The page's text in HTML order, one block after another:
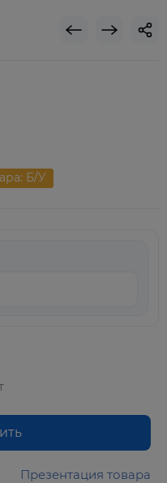
Б/У
Презентация товара